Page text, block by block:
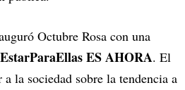
Octubre Rosa con una
ES AHORA. El
la sociedad sobre la tendencia a